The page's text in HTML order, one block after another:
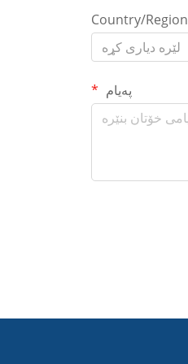
Country/Region
لێرە دیاری کړە
پەیام